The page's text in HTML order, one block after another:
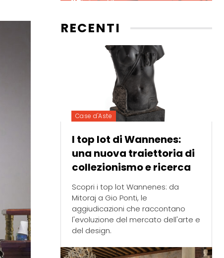
RECENTI
Case d'Aste
I top lot di Wannenes:
una nuova traiettoria di
collezionismo e ricerca
Scopri i top lot Wannenes: da
Mitoraj a Gio Ponti, le
aggiudicazioni che raccontano
l'evoluzione del mercato dell'arte e
del design.